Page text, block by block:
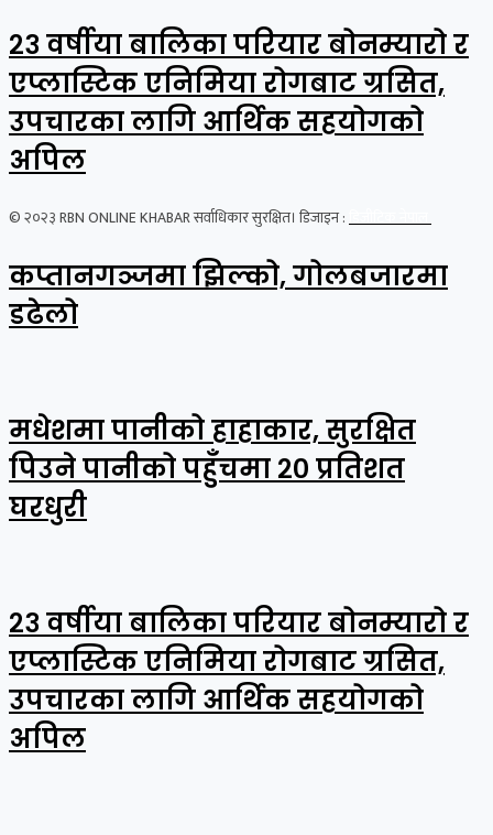
२३ वर्षीया बालिका परियार बोनम्यारो र
एप्लास्टिक एनिमिया रोगबाट ग्रसित,
उपचारका लागि आर्थिक सहयोगको
अपिल
© २०२३ RBN ONLINE KHABAR सर्वाधिकार सुरक्षित। डिजाइन :डिजीटिक नेपाल
कप्तानगञ्जमा झिल्को, गोलबजारमा
डढेलो
मधेशमा पानीको हाहाकार, सुरक्षित
पिउने पानीको पहुँचमा २० प्रतिशत
घरधुरी
२३ वर्षीया बालिका परियार बोनम्यारो र
एप्लास्टिक एनिमिया रोगबाट ग्रसित,
उपचारका लागि आर्थिक सहयोगको
अपिल